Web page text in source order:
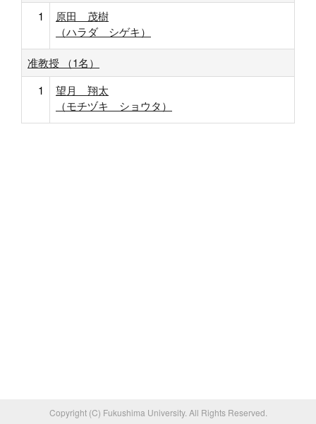
1
原田 茂樹
（ハラダ シゲキ）
准教授 （1名）
1
望月 翔太
（モチヅキ ショウタ）
Copyright (C) Fukushima University. All Rights Reserved.